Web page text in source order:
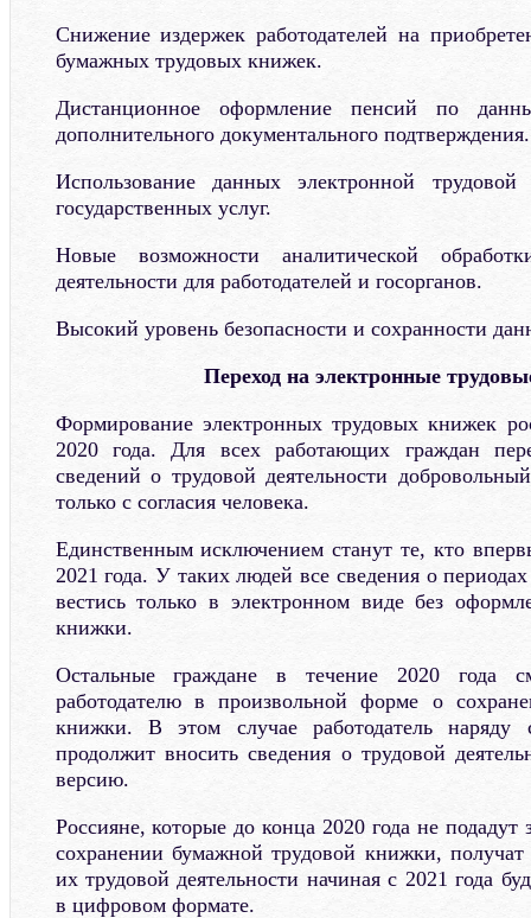
Снижение издержек работодателей на
бумажных трудовых книжек.
Дистанционное оформление пенсий по
дополнительного документального подтверждения.
Использование данных электронной
государственных услуг.
Новые возможности аналитической
деятельности для работодателей и госорганов.
Высокий уровень безопасности и сохранности
Переход на электронные
Формирование электронных трудовых книжек
2020 года. Для всех работающих граждан
сведений о трудовой деятельности
только с согласия человека.
Единственным исключением станут те, кто
2021 года. У таких людей все сведения о
вестись только в электронном виде без
книжки.
Остальные граждане в течение 2020 года
работодателю в произвольной форме о
книжки. В этом случае работодатель наряду
продолжит вносить сведения о трудовой
версию.
Россияне, которые до конца 2020 года не подадут
сохранении бумажной трудовой книжки,
их трудовой деятельности начиная с 2021 года
в цифровом формате.